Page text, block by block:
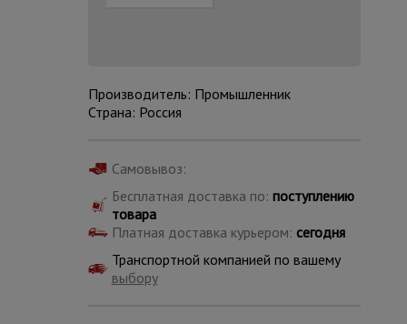
товаров
Производитель: Промышленник
Страна: Россия
Самовывоз:
Бесплатная доставка по: поступлению
товара
Платная доставка курьером: сегодня
Транспортной компанией по вашему
выбору